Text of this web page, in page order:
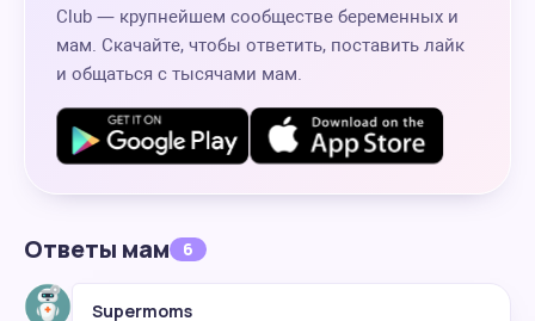
Club — крупнейшем сообществе беременных и
мам. Скачайте, чтобы ответить, поставить лайк
и общаться с тысячами мам.
Ответы мам 6
Supermoms